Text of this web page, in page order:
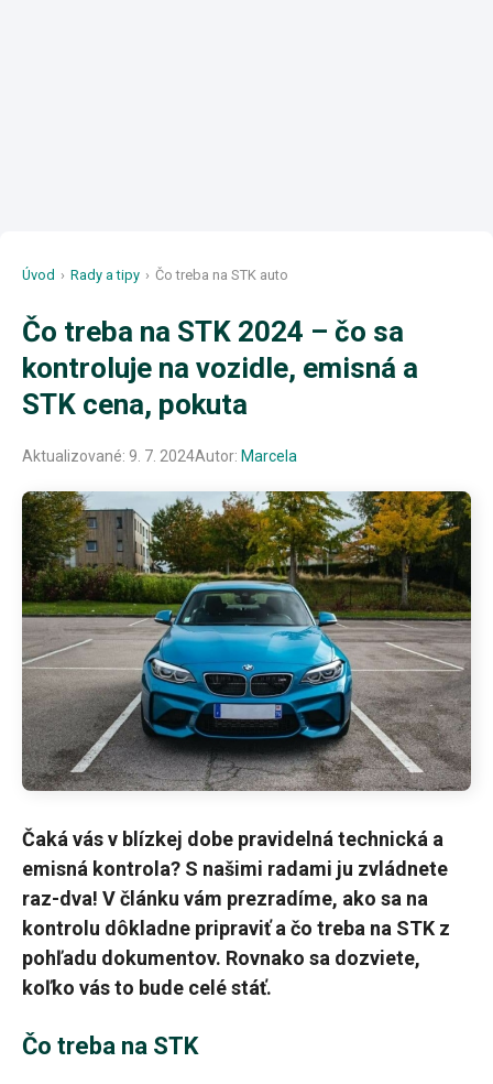
Úvod › Rady a tipy › Čo treba na STK auto
Čo treba na STK 2024 – čo sa
kontroluje na vozidle, emisná a
STK cena, pokuta
Aktualizované: 9. 7. 2024Autor: Marcela
Čaká vás v blízkej dobe pravidelná technická a
emisná kontrola? S našimi radami ju zvládnete
raz-dva! V článku vám prezradíme, ako sa na
kontrolu dôkladne pripraviť a čo treba na STK z
pohľadu dokumentov. Rovnako sa dozviete,
koľko vás to bude celé stáť.
Čo treba na STK